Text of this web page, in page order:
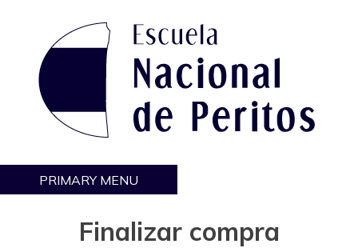
Escuela Nacional de Peritos
Otro sitio realizado con WordPress
PRIMARY MENU
Finalizar compra